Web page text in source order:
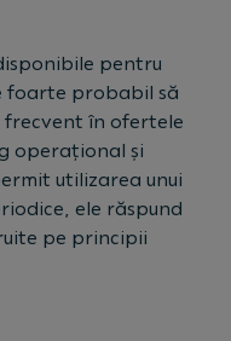
pentru
foarte probabil să
în ofertele
operațional și
utilizarea unui
ele răspund
pe principii